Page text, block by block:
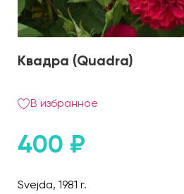
Квадра (Quadra)
В избранное
400 ₽
Svejda, 1981 г.